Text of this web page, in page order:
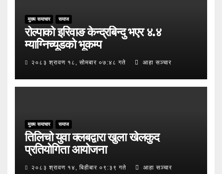
मुख्य समाचार समाज
रोल्पाको इरिवाङ केन्द्रबिन्दु भएर ४.४
म्याग्निच्यूडको भूकम्प
२०८३ श्रावण १८, सोमबार ०७:४८ गते आहा सञ्चार
मुख्य समाचार समाज
तिलिचो युवा क्लबद्वारा खुला खेलकुद
प्रतियोगिता आयोजना
२०८३ श्रावण १४, बिहीबार ०९:३९ गते आहा सञ्चार